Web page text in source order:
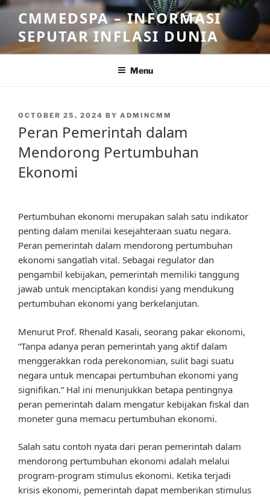
Skip
content
CMMEDSPA – INFORMASI
SEPUTAR INFLASI DUNIA
Menu
POSTED
OCTOBER 25, 2024 BY ADMINCMM
Peran Pemerintah dalam
Mendorong Pertumbuhan
Ekonomi
Pertumbuhan ekonomi merupakan salah satu indikator
penting dalam menilai kesejahteraan suatu negara.
Peran pemerintah dalam mendorong pertumbuhan
ekonomi sangatlah vital. Sebagai regulator dan
pengambil kebijakan, pemerintah memiliki tanggung
jawab untuk menciptakan kondisi yang mendukung
pertumbuhan ekonomi yang berkelanjutan.
Menurut Prof. Rhenald Kasali, seorang pakar ekonomi,
“Tanpa adanya peran pemerintah yang aktif dalam
menggerakkan roda perekonomian, sulit bagi suatu
negara untuk mencapai pertumbuhan ekonomi yang
signifikan.” Hal ini menunjukkan betapa pentingnya
peran pemerintah dalam mengatur kebijakan fiskal dan
moneter guna memacu pertumbuhan ekonomi.
Salah satu contoh nyata dari peran pemerintah dalam
mendorong pertumbuhan ekonomi adalah melalui
program-program stimulus ekonomi. Ketika terjadi
krisis ekonomi, pemerintah dapat memberikan stimulus